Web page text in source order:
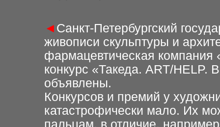
◄ Санкт-Петербургский
живописи скульптуры и
фармацевтическая компания
конкурс «Такеда. ART/HELP.
объявлены.
Конкурсов и премий у
катастрофически мало. Их
пальцам, в отличие,